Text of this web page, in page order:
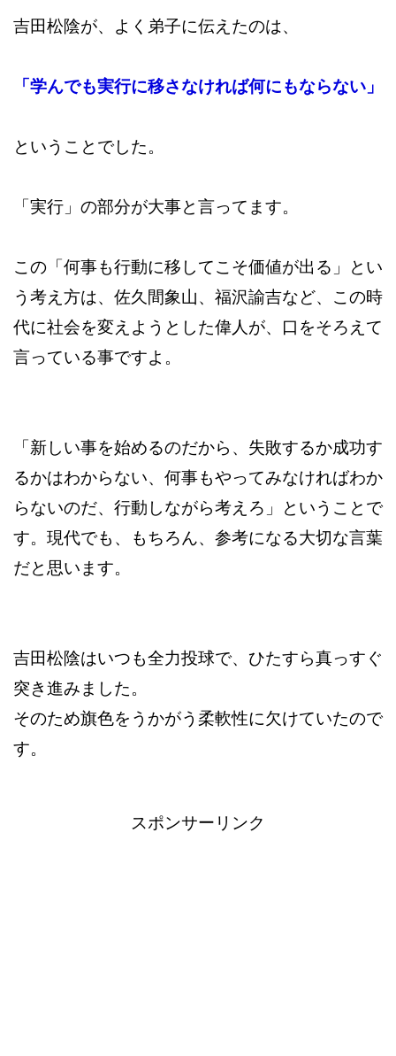
吉田松陰が、よく弟子に伝えたのは、
「学んでも実行に移さなければ何にもならない」
ということでした。
「実行」の部分が大事と言ってます。
この「何事も行動に移してこそ価値が出る」とい
う考え方は、佐久間象山、福沢諭吉など、この時
代に社会を変えようとした偉人が、口をそろえて
言っている事ですよ。
「新しい事を始めるのだから、失敗するか成功す
るかはわからない、何事もやってみなければわか
らないのだ、行動しながら考えろ」ということで
す。現代でも、もちろん、参考になる大切な言葉
だと思います。
吉田松陰はいつも全力投球で、ひたすら真っすぐ
突き進みました。
そのため旗色をうかがう柔軟性に欠けていたので
す。
スポンサーリンク